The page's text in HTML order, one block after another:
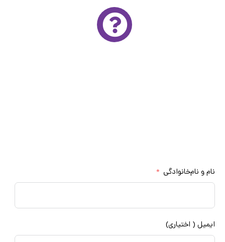
مشاوره رایگانو نام‌خانوادگی
( اختیاری)